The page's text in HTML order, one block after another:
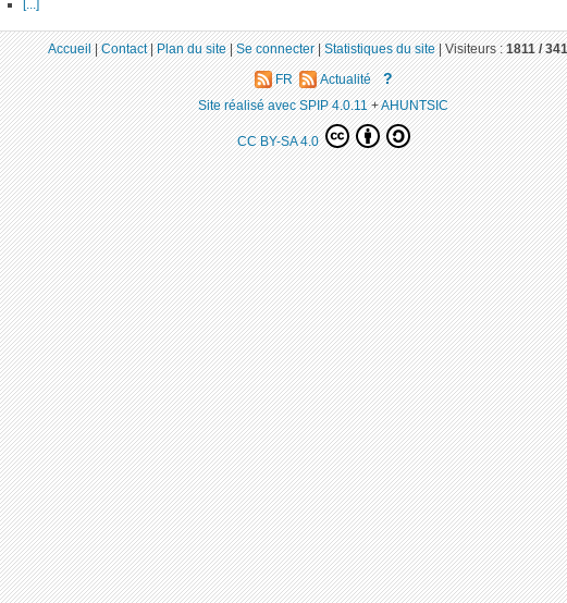
[...]
Accueil|Contact|Plan du site|Se connecter|Statistiques du site|Visiteurs :1811 /
FR Actualité ?
Site réalisé avec SPIP 4.0.11+AHUNTSIC
CC BY-SA 4.0